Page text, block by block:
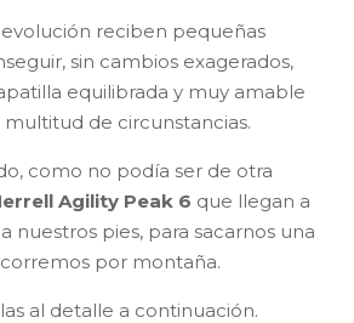
reciben pequeñas
sin cambios exagerados,
equilibrada y muy amable
de circunstancias.
como no podía ser de otra
Agility Peak 6 que llegan a
nuestros pies, para sacarnos una
por montaña.
al detalle a continuación.